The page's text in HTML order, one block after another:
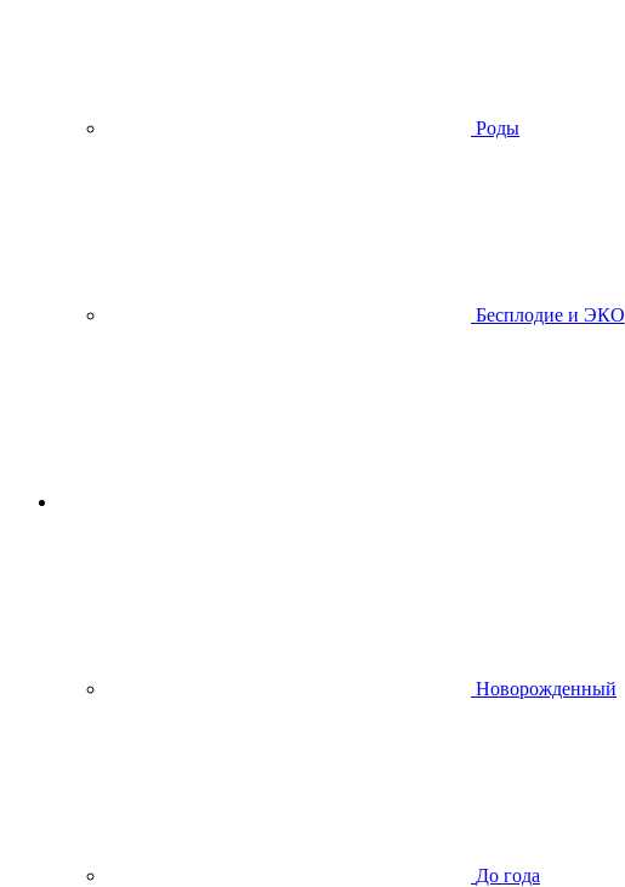
Роды
Бесплодие и ЭКО
Новорожденный
До года